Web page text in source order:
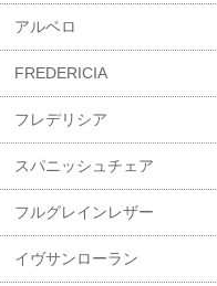
アルベロ
FREDERICIA
フレデリシア
スパニッシュチェア
フルグレインレザー
イヴサンローラン